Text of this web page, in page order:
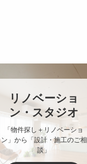
リノベーショ
ン・スタジオ
「物件探し＋リノベーショ
ン」から「設計・施工のご相